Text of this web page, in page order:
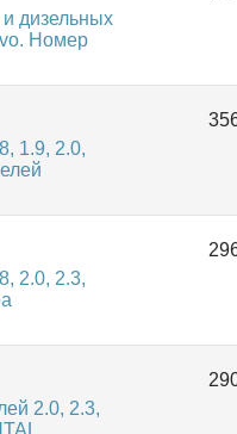
дизельных
Номер
1.9, 2.0,
2.0, 2.3,
2.0, 2.3,